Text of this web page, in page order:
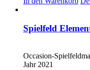
Spielfeld
Occasion-
Jahr 2021